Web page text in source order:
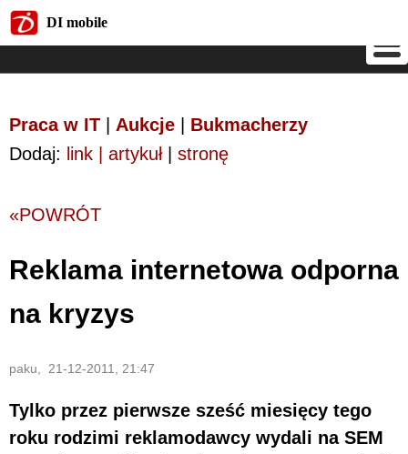
DI mobile
Praca w IT Aukcje
Bukmacherzy
Dodaj: link | artykuł| stronę
«POWRÓT
Reklama internetowa odporna
na kryzys
paku, 21-12-2011, 21:47
Tylko przez pierwsze sześć miesięcy tego
roku rodzimi reklamodawcy wydali na SEM
DI mobile